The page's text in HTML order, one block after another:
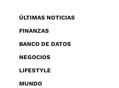
ÚLTIMAS NOTICIAS
FINANZAS
BANCO DE DATOS
NEGOCIOS
LIFESTYLE
MUNDO